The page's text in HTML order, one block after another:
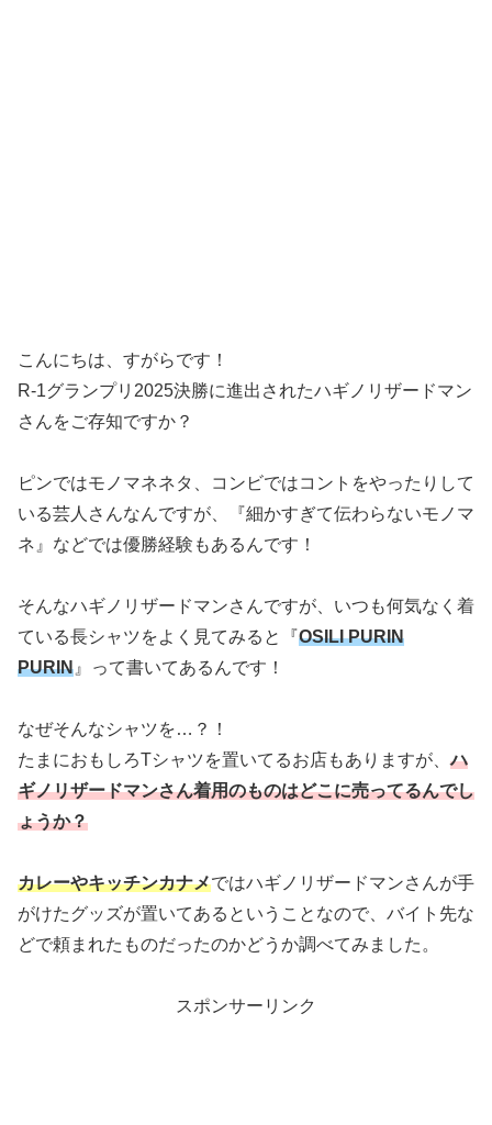
こんにちは、すがらです！
R-1グランプリ2025決勝に進出されたハギノリザードマン
さんをご存知ですか？
ピンではモノマネネタ、コンビではコントをやったりして
いる芸人さんなんですが、『細かすぎて伝わらないモノマ
ネ』などでは優勝経験もあるんです！
そんなハギノリザードマンさんですが、いつも何気なく着
ている長シャツをよく見てみると『OSILI PURIN
PURIN 』って書いてあるんです！
なぜそんなシャツを…？！
たまにおもしろTシャツを置いてるお店もありますが、ハ
ギノリザードマンさん着用のものはどこに売ってるんでし
ょうか？
カレーやキッチンカナメではハギノリザードマンさんが手
がけたグッズが置いてあるということなので、バイト先な
どで頼まれたものだったのかどうか調べてみました。
スポンサーリンク